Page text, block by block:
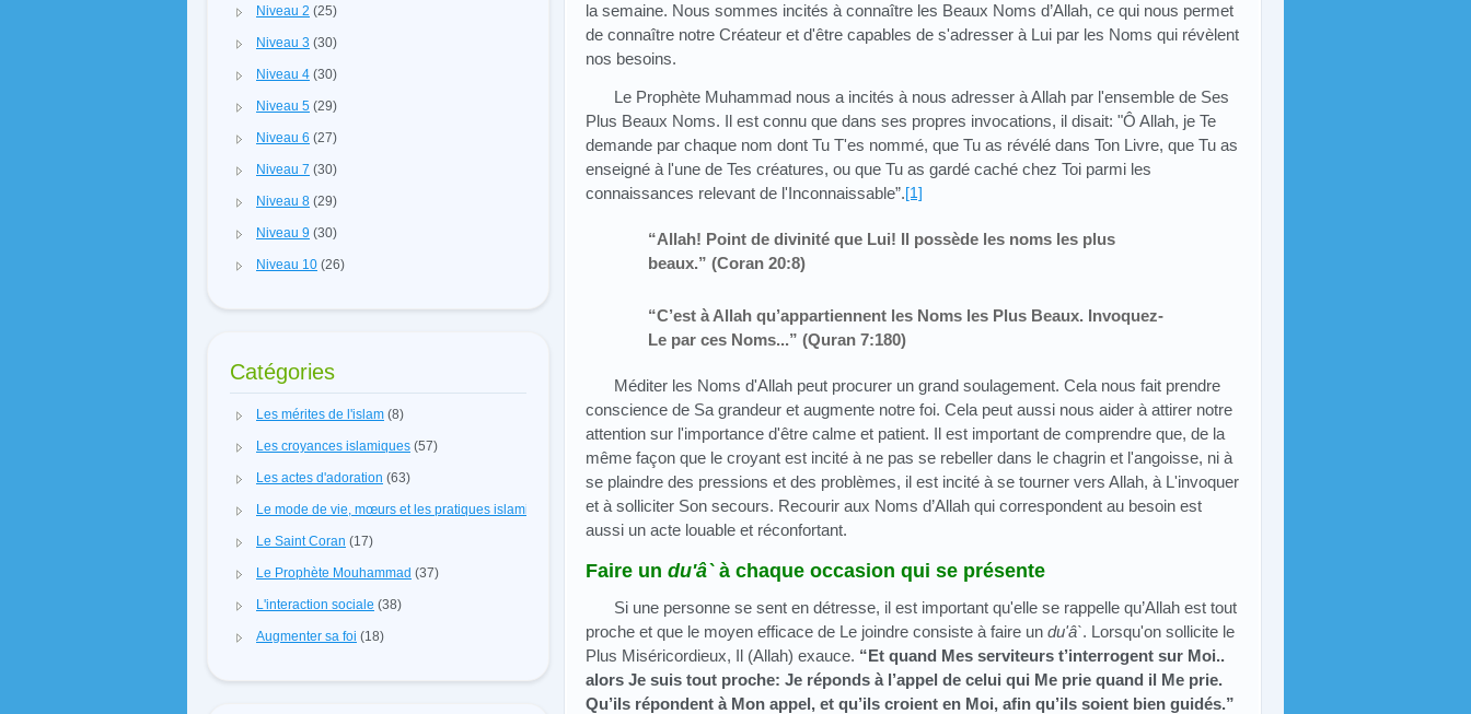
Niveau 2 (25)
Niveau 3 (30)
Niveau 4 (30)
Niveau 5 (29)
Niveau 6 (27)
Niveau 7 (30)
Niveau 8 (29)
Niveau 9 (30)
Niveau 10 (26)
Catégories
Les mérites de l'islam (8)
Les croyances islamiques (57)
Les actes d'adoration (63)
Le mode de vie, mœurs et les pratiques islamiques
Le Saint Coran (17)
Le Prophète Mouhammad (37)
L'interaction sociale (38)
Augmenter sa foi (18)
la semaine. Nous sommes incités à connaître les Beaux Noms d’Allah, ce qui nous permet
de connaître notre Créateur et d'être capables de s'adresser à Lui par les Noms qui révèlent
nos besoins.
Le Prophète Muhammad nous a incités à nous adresser à Allah par l'ensemble de Ses
Plus Beaux Noms. Il est connu que dans ses propres invocations, il disait: "Ô Allah, je Te
demande par chaque nom dont Tu T'es nommé, que Tu as révélé dans Ton Livre, que Tu as
enseigné à l'une de Tes créatures, ou que Tu as gardé caché chez Toi parmi les
connaissances relevant de l'Inconnaissable”.[1]
“Allah! Point de divinité que Lui! Il possède les noms les plus
beaux.” (Coran 20:8)
“C’est à Allah qu’appartiennent les Noms les Plus Beaux. Invoquez-
Le par ces Noms...” (Quran 7:180)
Méditer les Noms d'Allah peut procurer un grand soulagement. Cela nous fait prendre
conscience de Sa grandeur et augmente notre foi. Cela peut aussi nous aider à attirer notre
attention sur l'importance d'être calme et patient. Il est important de comprendre que, de la
même façon que le croyant est incité à ne pas se rebeller dans le chagrin et l'angoisse, ni à
se plaindre des pressions et des problèmes, il est incité à se tourner vers Allah, à L'invoquer
et à solliciter Son secours. Recourir aux Noms d’Allah qui correspondent au besoin est
aussi un acte louable et réconfortant.
Faire un du'â`à chaque occasion qui se présente
Si une personne se sent en détresse, il est important qu'elle se rappelle qu’Allah est tout
proche et que le moyen efficace de Le joindre consiste à faire un du'â`. Lorsqu'on sollicite le
Plus Miséricordieux, Il (Allah) exauce. “Et quand Mes serviteurs t’interrogent sur Moi..
alors Je suis tout proche: Je réponds à l’appel de celui qui Me prie quand il Me prie.
Qu’ils répondent à Mon appel, et qu’ils croient en Moi, afin qu’ils soient bien guidés.”